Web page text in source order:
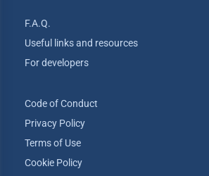
F.A.Q.
Useful links and resources
For developers
Code of Conduct
Privacy Policy
Terms of Use
Cookie Policy